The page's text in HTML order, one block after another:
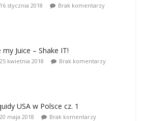
16 stycznia 2018 Brak komentarzy
my Juice – Shake IT!
25 kwietnia 2018 Brak komentarzy
USA w Polsce cz. 1
20 maja 2018 Brak komentarzy